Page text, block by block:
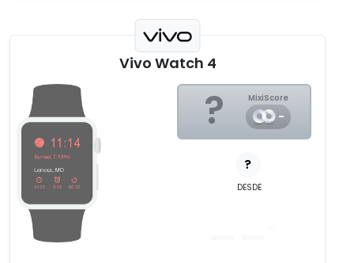
Vivo Watch 4
? MixiScore
-
?
DESDE